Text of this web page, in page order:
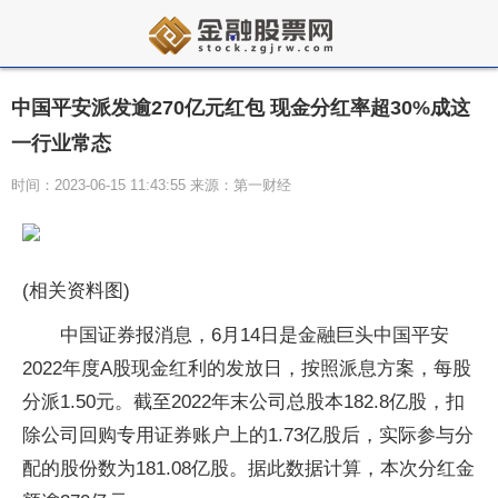
中国平安派发逾270亿元红包 现金分红率超30%成这
一行业常态
时间：2023-06-15 11:43:55 来源：第一财经
(相关资料图)
中国证券报消息，6月14日是金融巨头中国平安
2022年度A股现金红利的发放日，按照派息方案，每股
分派1.50元。截至2022年末公司总股本182.8亿股，扣
除公司回购专用证券账户上的1.73亿股后，实际参与分
配的股份数为181.08亿股。据此数据计算，本次分红金